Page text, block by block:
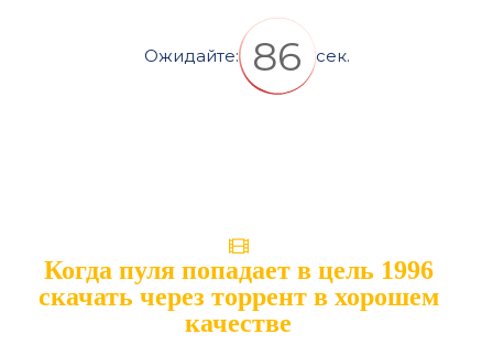
Ожидайте: 86 сек.
Когда пуля попадает в цель 1996
скачать через торрент в хорошем
качестве